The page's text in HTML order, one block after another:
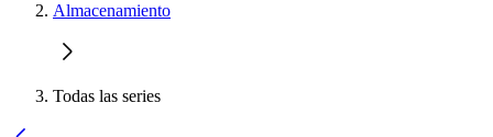
Almacenamiento
Todas las series